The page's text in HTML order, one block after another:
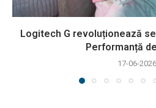
Logitech G revoluționează
Performanță
17-06-2026